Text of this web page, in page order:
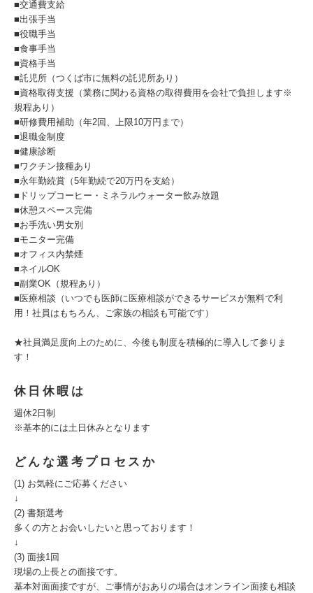
■交通費支給
■出張手当
■役職手当
■食事手当
■資格手当
■託児所（つくば市に無料の託児所あり）
■資格取得支援（業務に関わる資格の取得費用を会社で負担します※
規程あり）
■研修費用補助（年2回、上限10万円まで）
■退職金制度
■健康診断
■ワクチン接種あり
■永年勤続賞（5年勤続で20万円を支給）
■ドリップコーヒー・ミネラルウォーター飲み放題
■休憩スペース完備
■お手洗い男女別
■モニター完備
■オフィス内禁煙
■ネイルOK
■副業OK（規程あり）
■医療相談（いつでも医師に医療相談ができるサービスが無料で利
用！社員はもちろん、ご家族の相談も可能です）
★社員満足度向上のために、今後も制度を積極的に導入して参りま
す！
休日休暇は
週休2日制
※基本的には土日休みとなります
どんな選考プロセスか
(1) お気軽にご応募ください
↓
(2) 書類選考
多くの方とお会いしたいと思っております！
↓
(3) 面接1回
現場の上長との面接です。
基本対面面接ですが、ご事情がおありの場合はオンライン面接も相談